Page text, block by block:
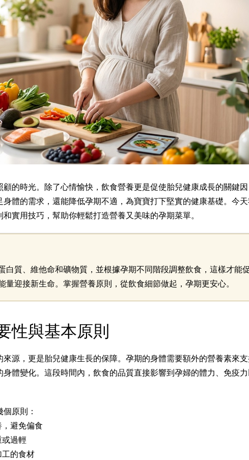
的時光。除了心情愉快，飲食營養更是促使胎兒健康成長的關鍵因
體的需求，還能降低孕期不適，為寶寶打下堅實的健康基礎。今
實用技巧，幫助你輕鬆打造營養又美味的孕期菜單。
白質、維他命和礦物質，並根據孕期不同階段調整飲食，這樣才能促
量迎接新生命。掌握營養原則，從飲食細節做起，孕期更安心。
性與基本原則
源，更是胎兒健康生長的保障。孕期的身體需要額外的營養素來
體變化。這段時間內，飲食的品質直接影響到孕婦的體力、免疫
原則：
避免偏食
過輕
的食材